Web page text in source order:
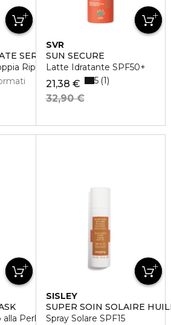
SERUM
Riparazione
SVR
SUN SECURE
Latte Idratante SPF50+
21,38 €
32,90 €
5 1
Perla
SISLEY
SUPER SOIN SOLAIRE
Spray Solare SPF15